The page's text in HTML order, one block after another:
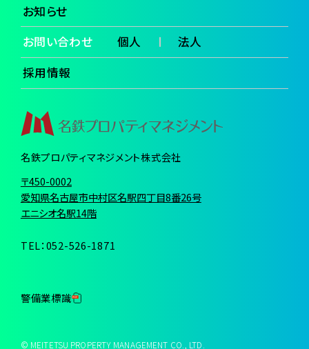
お知らせ
お問い合わせ
個人
法人
採用情報
名鉄プロパティマネジメント株式会社
〒450-0002
愛知県名古屋市中村区名駅四丁目8番26号
エニシオ名駅14階
TEL：052-526-1871
警備業標識
© MEITETSU PROPERTY MANAGEMENT CO., LTD.